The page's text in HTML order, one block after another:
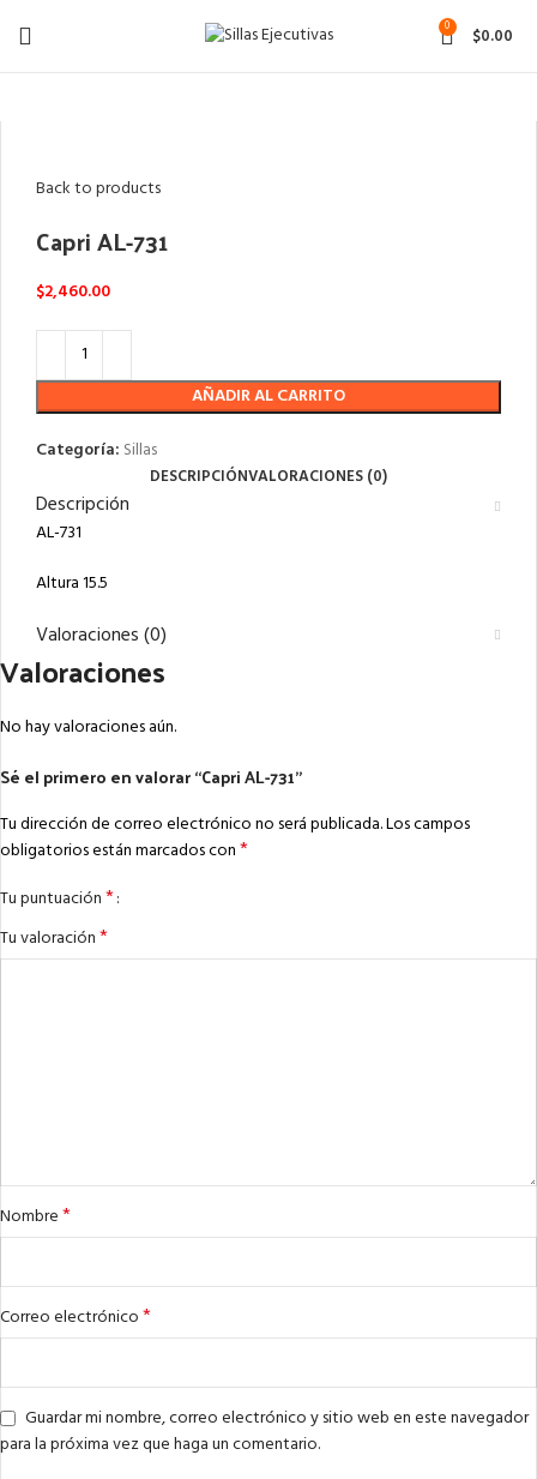
0 $0.00
Back to products
Capri AL-731
$2,460.00
AÑADIR AL CARRITO
Categoría: Sillas
DESCRIPCIÓNVALORACIONES (0)
Descripción
AL-731
Altura 15.5
Valoraciones (0)
Valoraciones
No hay valoraciones aún.
Sé el primero en valorar “Capri AL-731”
Tu dirección de correo electrónico no será publicada.Los campos
obligatorios están marcados con*
Tu puntuación*
Tu valoración*
Nombre*
Correo electrónico*
Guardar mi nombre, correo electrónico y sitio web en este navegador
para la próxima vez que haga un comentario.